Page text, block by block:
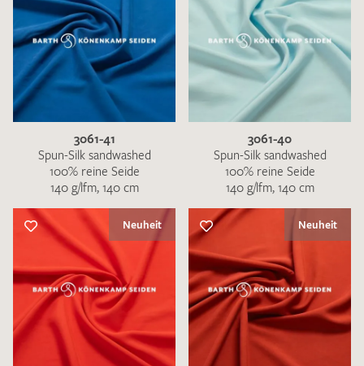
3061-41
Spun-Silk sandwashed
100% reine Seide
140 g/lfm, 140 cm
3061-40
Spun-Silk sandwashed
100% reine Seide
140 g/lfm, 140 cm
Neuheit Neuheit